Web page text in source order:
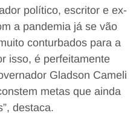
político, escritor e ex-
a pandemia já se vão
conturbados para a
isso, é perfeitamente
Gladson Cameli
metas que ainda
destaca.